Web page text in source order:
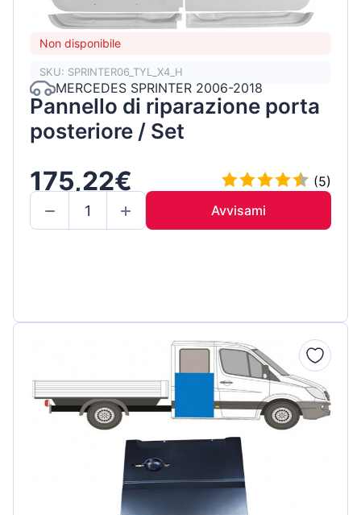
Non disponibile
SKU: SPRINTER06_TYL_X4_H
MERCEDES SPRINTER 2006-2018
Pannello di riparazione porta
posteriore / Set
175,22€
(5)
Avvisami